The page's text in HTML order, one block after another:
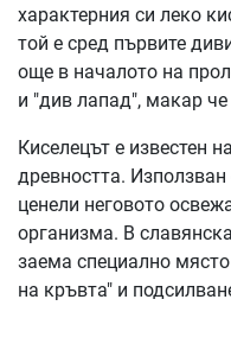
характерния си леко
той е сред първите
още в началото на
и "див лапад", макар
Киселецът е известен
древността.
ценели неговото
организма. В
заема специално
на кръвта" и